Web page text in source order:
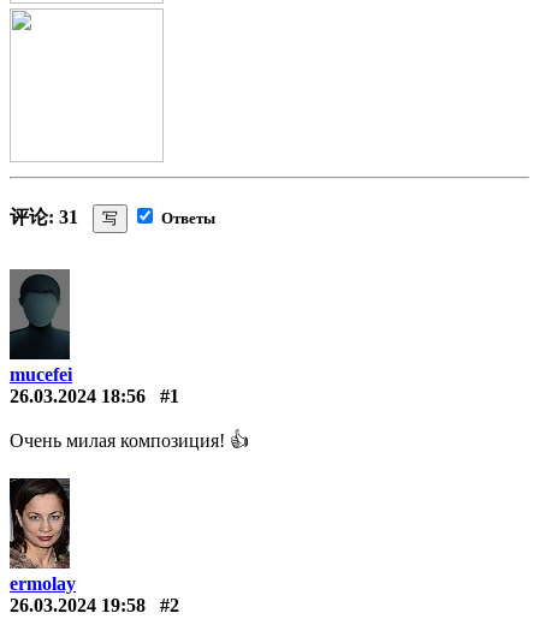
评论: 31 写 Ответы
mucefei
26.03.2024 18:56
#1
Очень милая композиция! 👍
ermolay
26.03.2024 19:58
#2